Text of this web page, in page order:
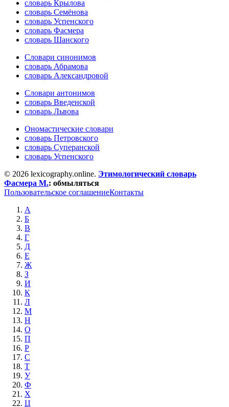
словарь Крылова
словарь Семёнова
словарь Успенского
словарь Фасмера
словарь Шанского
Словари синонимов
словарь Абрамова
словарь Александровой
Словари антонимов
словарь Введенской
словарь Львова
Ономастические словари
словарь Петровского
словарь Суперанской
словарь Успенского
© 2026 lexicography.online. Этимологический словарь
Фасмера М.: обмыляться
Пользовательское соглашениеКонтакты
А
Б
В
Г
Д
Е
Ж
З
И
К
Л
М
Н
О
П
Р
С
Т
У
Ф
Х
Ц